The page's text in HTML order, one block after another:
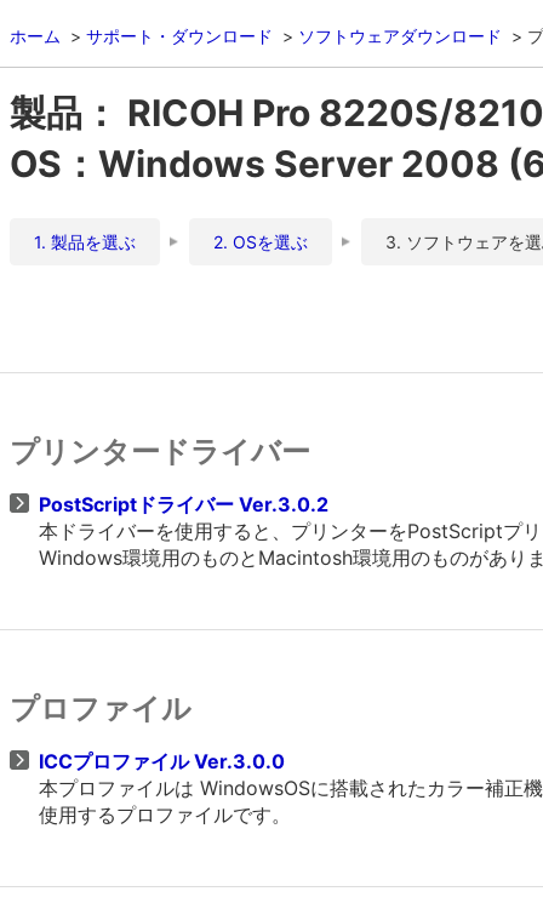
ホーム サポート・ダウンロード ソフトウェアダウンロード
製品： RICOH Pro 8220S/
OS：Windows Server 2008
1. 製品を選ぶ 2. OSを選ぶ 3. ソフトウェアを
プリンタードライバー
PostScriptドライバー Ver.3.0.2
本ドライバーを使用すると、プリンターをPostScriptプ
Windows環境用のものとMacintosh環境用のものがあり
プロファイル
ICCプロファイル Ver.3.0.0
本プロファイルは WindowsOSに搭載されたカラー補正
使用するプロファイルです。